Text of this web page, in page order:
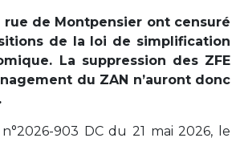
rue de Montpensier ont censuré
de la loi de simplification
La suppression des ZFE
du ZAN n’auront donc
n°2026-903 DC du 21 mai 2026, le